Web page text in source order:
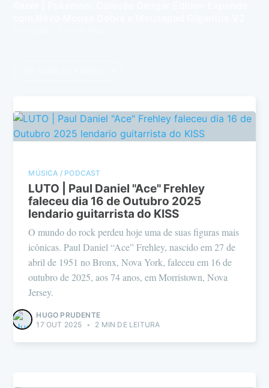
MÚSICA / PODCAST
LUTO | Paul Daniel "Ace" Frehley
faleceu dia 16 de Outubro 2025
lendario guitarrista do KISS
O mundo do rock perdeu hoje uma de suas figuras mais
icônicas. Paul Daniel “Ace” Frehley, nascido em 27 de
abril de 1951 no Bronx, Nova York, faleceu em 16 de
outubro de 2025, aos 74 anos, em Morristown, Nova
Jersey.
HUGO PRUDENTE
17 OUT 2025 • 2 MIN DE LEITURA